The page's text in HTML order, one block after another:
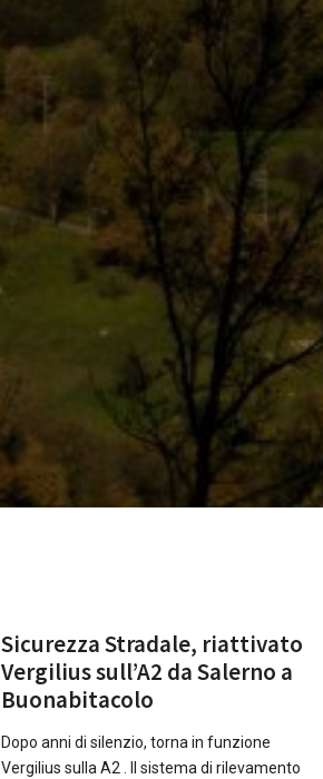
Sicurezza Stradale, riattivato
Vergilius sull’A2 da Salerno a
Buonabitacolo
Dopo anni di silenzio, torna in funzione
Vergilius sulla A2 . Il sistema di rilevamento